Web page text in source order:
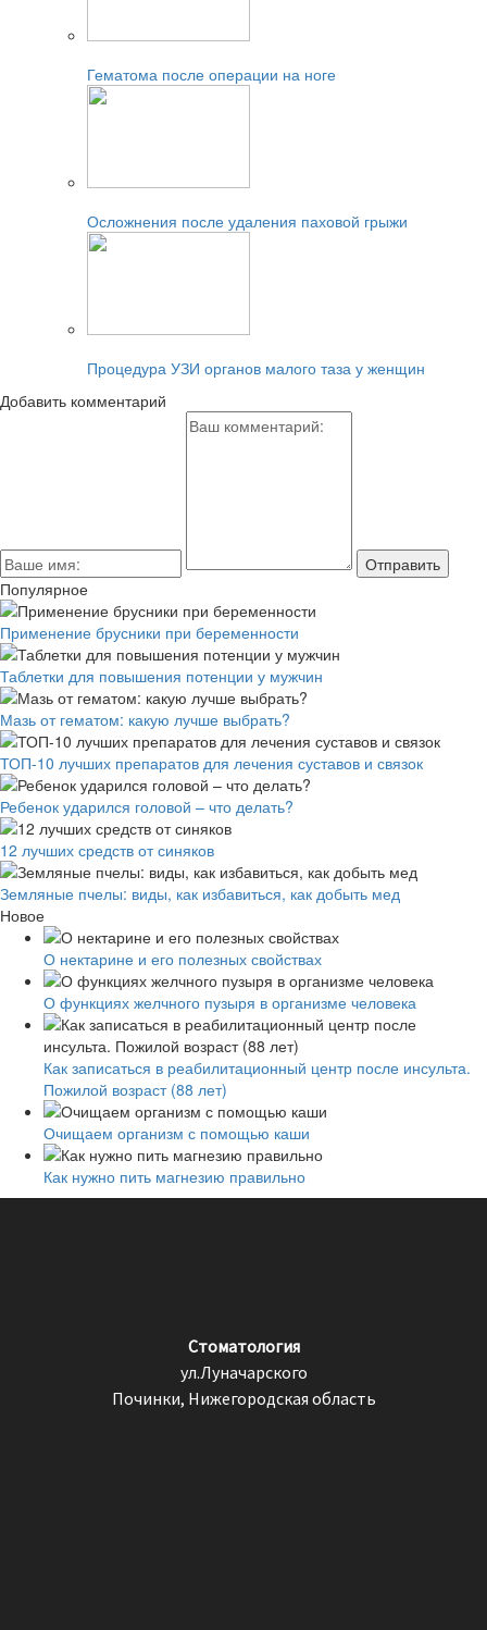
Гематома после операции на ноге
Осложнения после удаления паховой грыжи
Процедура УЗИ органов малого таза у женщин
Добавить комментарий
Популярное
Применение брусники при беременности
Таблетки для повышения потенции у мужчин
Мазь от гематом: какую лучше выбрать?
ТОП-10 лучших препаратов для лечения суставов и связок
Ребенок ударился головой – что делать?
12 лучших средств от синяков
Земляные пчелы: виды, как избавиться, как добыть мед
Новое
О нектарине и его полезных свойствах
О функциях желчного пузыря в организме человека
Как записаться в реабилитационный центр после инсульта.
Пожилой возраст (88 лет)
Очищаем организм с помощью каши
Как нужно пить магнезию правильно
Стоматология
ул.Луначарского
Починки, Нижегородская область